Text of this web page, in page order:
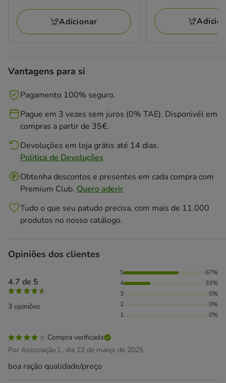
avaliações
43.99€
Adicionar
avaliações
39.30€
Vantagens para si
Pagamento 100% seguro.
Pague em 3 vezes sem juros (0% TAE). Disponivél em
compras a partir de 35€.
Devoluções em loja grátis até 14 dias.
Politica de Devoluções
Obtenha descontos e presentes em cada compra com
Premium Club. Quero aderir
Tudo o que seu patudo precisa, com mais de 11.000
produtos no nosso catálogo.
Opiniões dos clientes
4.7 de 5
3 opiniões
67% das pessoas avaliaram com 5 estrelas, 33% das
5
67%
4
33%
3
0%
2
0%
1
0%
Compra verificada
Por Associação L. dia 22 de março de 2025
boa ração qualidade/preço